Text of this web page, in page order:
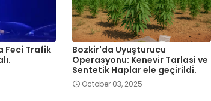
Feci Trafik
Bozkir'da Uyuşturucu
Operasyonu: Kenevi̇r Tarlasi ve
Senteti̇k Haplar ele geçi̇ri̇ldi̇.
October 03, 2025